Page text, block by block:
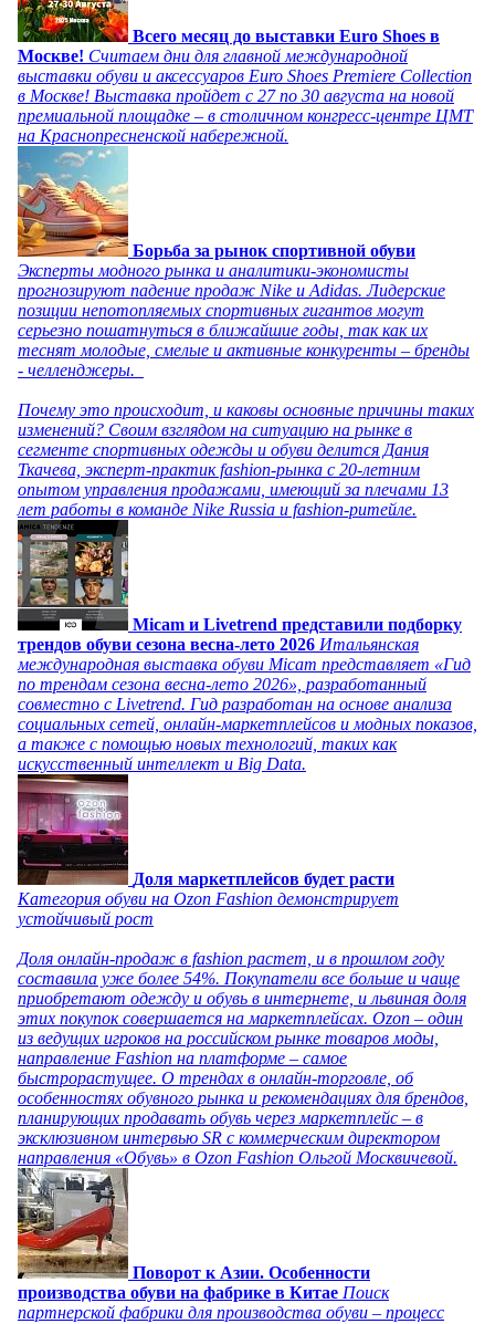
Всего месяц до выставки Euro Shoes в
Москве! Считаем дни для главной международной
выставки обуви и аксессуаров Euro Shoes Premiere Collection
в Москве! Выставка пройдет с 27 по 30 августа на новой
премиальной площадке – в столичном конгресс-центре ЦМТ
на Краснопресненской набережной.
Борьба за рынок спортивной обуви
Эксперты модного рынка и аналитики-экономисты
прогнозируют падение продаж Nike и Adidas. Лидерские
позиции непотопляемых спортивных гигантов могут
серьезно пошатнуться в ближайшие годы, так как их
теснят молодые, смелые и активные конкуренты – бренды
- челленджеры.
Почему это происходит, и каковы основные причины таких
изменений? Своим взглядом на ситуацию на рынке в
сегменте спортивных одежды и обуви делится Дания
Ткачева, эксперт-практик fashion-рынка с 20-летним
опытом управления продажами, имеющий за плечами 13
лет работы в команде Nike Russia и fashion-ритейле.
Micam и Livetrend представили подборку
трендов обуви сезона весна-лето 2026 Итальянская
международная выставка обуви Micam представляет «Гид
по трендам сезона весна-лето 2026», разработанный
совместно с Livetrend. Гид разработан на основе анализа
социальных сетей, онлайн-маркетплейсов и модных показов,
а также с помощью новых технологий, таких как
искусственный интеллект и Big Data.
Доля маркетплейсов будет расти
Категория обуви на Ozon Fashion демонстрирует
устойчивый рост
Доля онлайн-продаж в fashion растет, и в прошлом году
составила уже более 54%. Покупатели все больше и чаще
приобретают одежду и обувь в интернете, и львиная доля
этих покупок совершается на маркетплейсах. Ozon – один
из ведущих игроков на российском рынке товаров моды,
направление Fashion на платформе – самое
быстрорастущее. О трендах в онлайн-торговле, об
особенностях обувного рынка и рекомендациях для брендов,
планирующих продавать обувь через маркетплейс – в
эксклюзивном интервью SR с коммерческим директором
направления «Обувь» в Ozon Fashion Ольгой Москвичевой.
Поворот к Азии. Особенности
производства обуви на фабрике в Китае Поиск
партнерской фабрики для производства обуви – процесс